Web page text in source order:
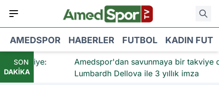
AMEDSPOR HABERLER FUTBOL KADIN
SON
DAKİKA
Amedspor'dan savunmaya bir takviye
Lumbardh Dellova ile 3 yıllık imza